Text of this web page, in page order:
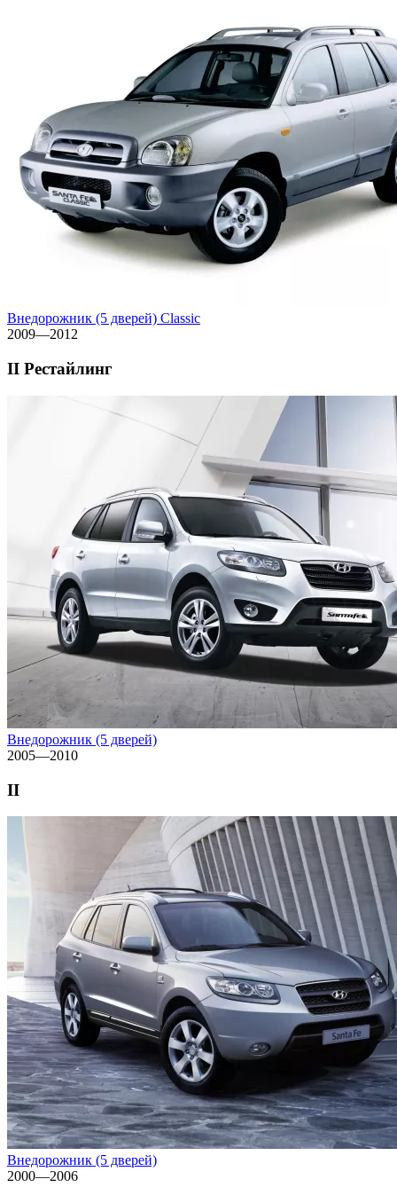
Внедорожник (5 дверей) Classic
2009—2012
II Рестайлинг
Внедорожник (5 дверей)
2005—2010
II
Внедорожник (5 дверей)
2000—2006